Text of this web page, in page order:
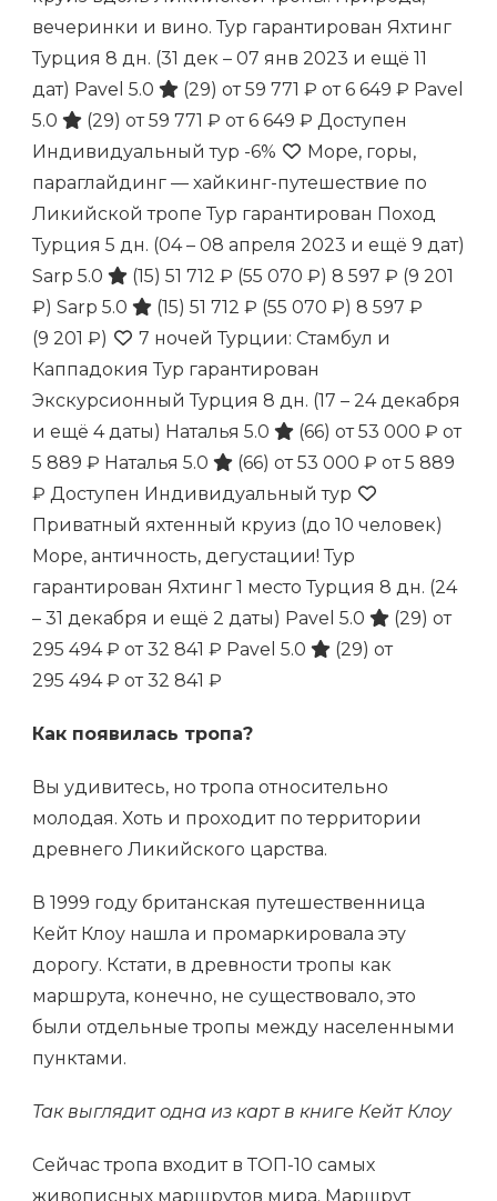
вечеринки и вино. Тур гарантирован Яхтинг
Турция 8 дн. (31 дек – 07 янв 2023 и ещё 11
дат) Pavel 5.0 (29) от 59 771 ₽ от 6 649 ₽ Pavel
5.0
(29) от 59 771 ₽ от 6 649 ₽ Доступен
Индивидуальный тур -6%
Море, горы,
параглайдинг — хайкинг-путешествие по
Ликийской тропе Тур гарантирован Поход
Турция 5 дн. (04 – 08 апреля 2023 и ещё 9 дат)
Sarp 5.0
(15) 51 712 ₽ (55 070 ₽) 8 597 ₽ (9 201
₽) Sarp 5.0 (15) 51 712 ₽ (55 070 ₽) 8 597 ₽
(9 201 ₽)
7 ночей Турции: Стамбул и
Каппадокия Тур гарантирован
Экскурсионный Турция 8 дн. (17 – 24 декабря
и ещё 4 даты) Наталья 5.0 (66) от 53 000 ₽ от
5 889 ₽ Наталья 5.0 (66) от 53 000 ₽ от 5 889
₽ Доступен Индивидуальный тур
Приватный яхтенный круиз (до 10 человек)
Море, античность, дегустации! Тур
гарантирован Яхтинг 1 место Турция 8 дн. (24
– 31 декабря и ещё 2 даты) Pavel 5.0 (29) от
295 494 ₽ от 32 841 ₽ Pavel 5.0 (29) от
295 494 ₽ от 32 841 ₽
Как появилась тропа?
Вы удивитесь, но тропа относительно
молодая. Хоть и проходит по территории
древнего Ликийского царства.
В 1999 году британская путешественница
Кейт Клоу нашла и промаркировала эту
дорогу. Кстати, в древности тропы как
маршрута, конечно, не существовало, это
были отдельные тропы между населенными
пунктами.
Так выглядит одна из карт в книге Кейт Клоу
Сейчас тропа входит в ТОП-10 самых
живописных маршрутов мира. Маршрут